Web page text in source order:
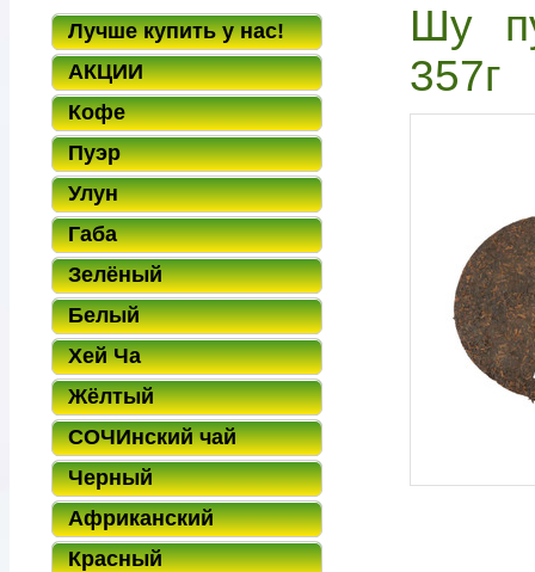
Лучше купить у нас!
АКЦИИ
Кофе
Пуэр
Улун
Габа
Зелёный
Белый
Хей Ча
Жёлтый
СОЧИнский чай
Черный
Африканский
Красный
Шу
357г